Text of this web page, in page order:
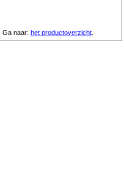
Ga naar: het productoverzicht